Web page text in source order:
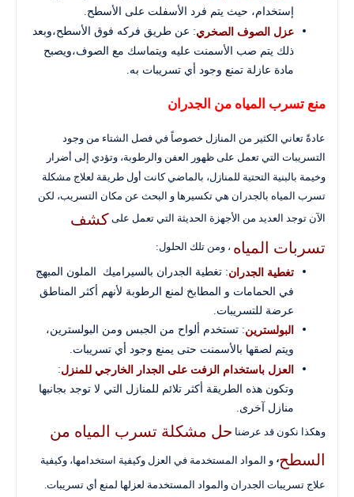
إستخدام، حيث يتم فرد الأسفلت على الأسطح.
عزل الصوف الصخري: عن طريق فركه فوق الأسطح،وبعد
ذلك يتم صب الأسمنت عليه ويتماسك مع الصوف،ويصبح
مادة عازلة تمنع وجود أي تسريبات به.
منع تسرب المياه من الجدران
عادةً تعاني الكثير من المنازل خصوصاً في فصل الشتاء من وجود
التسريبات التي تعمل على ظهور العفن والرطوبة، وتؤدي إلى أضرار
وخيمة بالبنية التحتية للمنازل، بالماضي كانت أول طريقة لعلاج مشكلة
تسرب المياه بالجدران هي تكسيرها و البحث عن مكان التسريب، لكن
الآن توجد العديد من الأجهزة الحديثة التي تعمل على كشف
تسربات المياه ، ومن تلك الحلول:
تغطية الجدران: تغطية الجدران بالسيراميك الملون المبهج
في الحمامات و المطابخ لمنع الرطوبة لأنهم أكثر المناطق
عرضة للتسريبات.
البولسترين: تستخدم ألواح من الجبس ومن البولسترين،
ويتم لصقها بالأسمنت حتى يمنع وجود أي تسريبات.
العزل باستخدام الزفت على الجدار الخارجي للمنزل:
وتكون هذه الطريقة أكثر تلائم للمنازل التي لا توجد بجانبها
منازل آخرى.
وهكذا نكون قد عرضنا حل مشكلة تسرب المياه من
السطح، و المواد المستخدمة في العزل وكيفية استخدامها، وكيفية
علاج تسريبات الجدران والمواد المستخدمة لعزلها لمنع أي تسريبات.